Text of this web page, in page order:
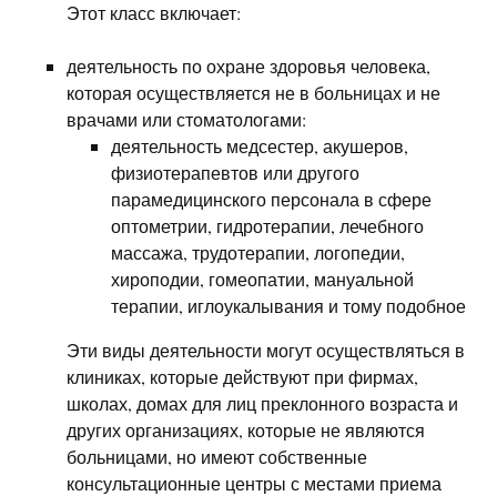
Этот класс включает:
деятельность по охране здоровья человека,
которая осуществляется не в больницах и не
врачами или стоматологами:
деятельность медсестер, акушеров,
физиотерапевтов или другого
парамедицинского персонала в сфере
оптометрии, гидротерапии, лечебного
массажа, трудотерапии, логопедии,
хироподии, гомеопатии, мануальной
терапии, иглоукалывания и тому подобное
Эти виды деятельности могут осуществляться в
клиниках, которые действуют при фирмах,
школах, домах для лиц преклонного возраста и
других организациях, которые не являются
больницами, но имеют собственные
консультационные центры с местами приема